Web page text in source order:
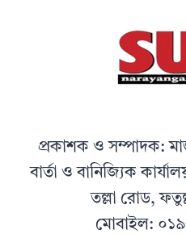
প্রকাশক ও সম্পাদক:
বার্তা ও বানিজ্যিক
তল্লা রোড,
মোবাইল: